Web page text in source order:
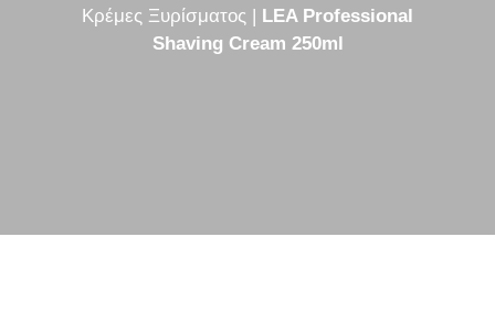
Κρέμες Ξυρίσματος | LEA Professional
Shaving Cream 250ml